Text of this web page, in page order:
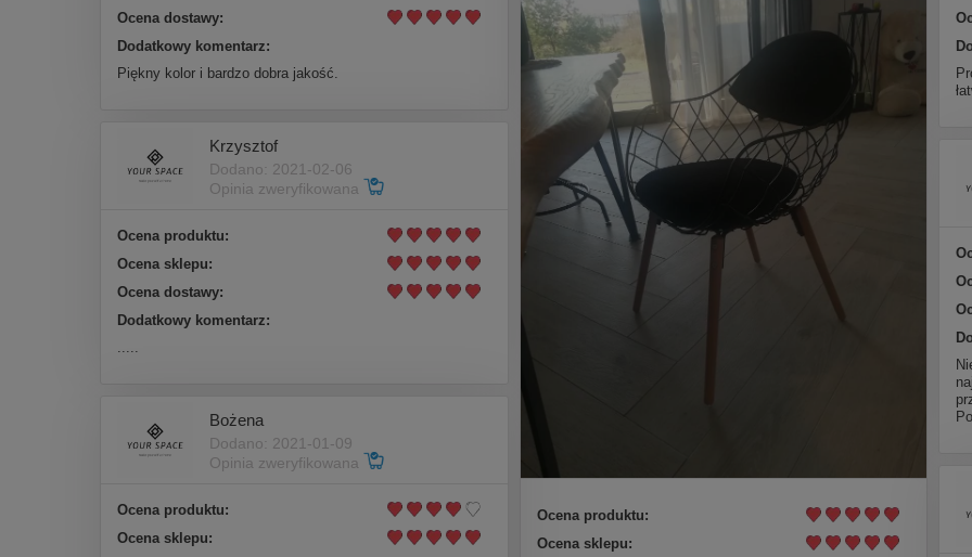
Ocena dostawy:
Dodatkowy komentarz:
Piękny kolor i bardzo dobra jakość.
Ocena produktu:
Ocena sklepu:
Krzysztof
Dodano: 2021-02-06
Opinia zweryfikowana
Ocena produktu:
Ocena sklepu:
Ocena dostawy:
Dodatkowy komentarz:
.....
Bożena
Dodano: 2021-01-09
Opinia zweryfikowana
Ocena produktu:
Ocena sklepu: